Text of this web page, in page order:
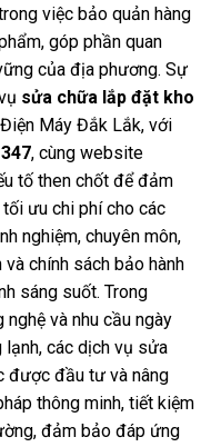
việc bảo quản hàng
góp phần quan
của địa phương. Sự
sửa chữa lắp đặt kho
Máy Đắk Lắk, với
, cùng website
tố then chốt để đảm
ưu chi phí cho các
nghiệm, chuyên môn,
chính sách bảo hành
sáng suốt. Trong
và nhu cầu ngày
lạnh, các dịch vụ sửa
được đầu tư và nâng
thông minh, tiết kiệm
đảm bảo đáp ứng